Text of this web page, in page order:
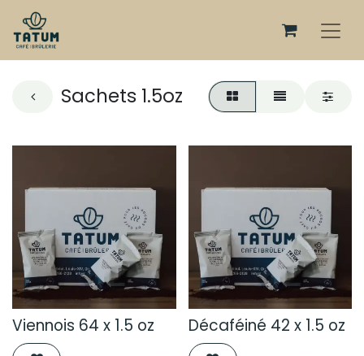
Sachets 1.5oz
Viennois 64 x 1.5 oz
Décaféiné 42 x 1.5 oz